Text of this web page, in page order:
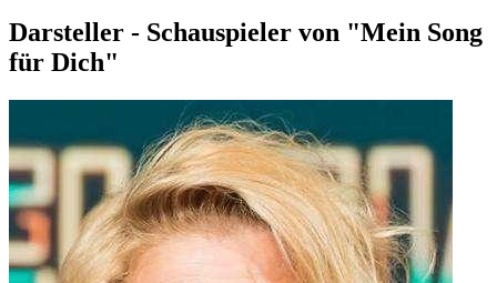
Darsteller - Schauspieler von "Mein Song
für Dich"